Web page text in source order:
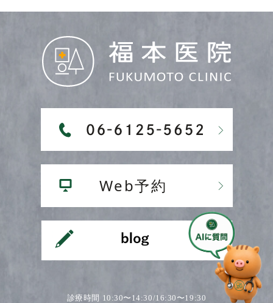
診療時間 10:30〜14:30/16:30〜19:30